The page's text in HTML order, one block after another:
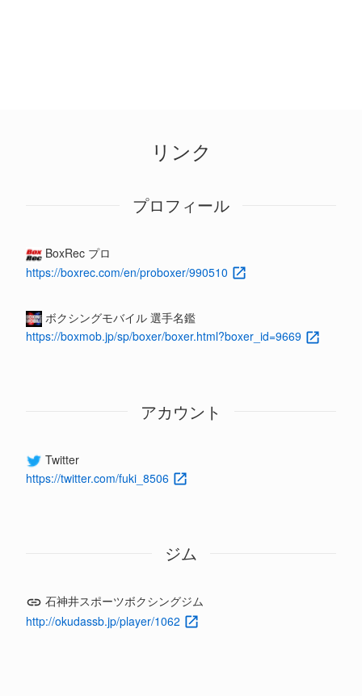
リンク
プロフィール
BoxRec プロ
https://boxrec.com/en/proboxer/990510
ボクシングモバイル 選手名鑑
https://boxmob.jp/sp/boxer/boxer.html?boxer_id=9669
アカウント
Twitter
https://twitter.com/fuki_8506
ジム
石神井スポーツボクシングジム
http://okudassb.jp/player/1062